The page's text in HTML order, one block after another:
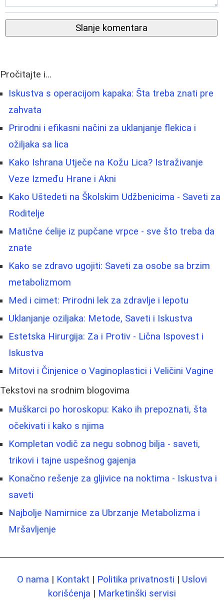
Slanje komentara
Pročitajte i...
Iskustva s operacijom kapaka: Šta treba znati pre
zahvata
Prirodni i efikasni načini za uklanjanje flekica i
ožiljaka sa lica
Kako Ishrana Utječe na Kožu Lica? Istraživanje
Veze Između Hrane i Akni
Kako Uštedeti na Školskim Udžbenicima - Saveti za
Roditelje
Matične ćelije iz pupčane vrpce - sve što treba da
znate
Kako se zdravo ugojiti: Saveti za osobe sa brzim
metabolizmom
Med i cimet: Prirodni lek za zdravlje i lepotu
Uklanjanje oziljaka: Metode, Saveti i Iskustva
Estetska Hirurgija: Za i Protiv - Lična Ispovest i
Iskustva
Mitovi i Činjenice o Vaginoplastici i Veličini Vagine
Tekstovi na srodnim blogovima
Muškarci po horoskopu: Kako ih prepoznati, šta
očekivati i kako s njima
Kompletan vodič za negu sobnog bilja - saveti,
trikovi i tajne uspešnog gajenja
Konačno rešenje za gljivice na noktima - Iskustva i
saveti
Najbolje Namirnice za Ubrzanje Metabolizma i
Mršavljenje
O nama | Kontakt | Politika privatnosti | Uslovi
korišćenja | Marketinški servisi